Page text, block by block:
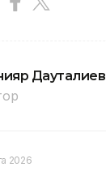
Дауталиев
2026